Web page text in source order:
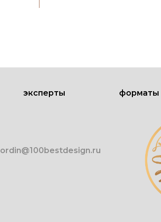
эксперты форматы
ordin@100bestdesign.ru